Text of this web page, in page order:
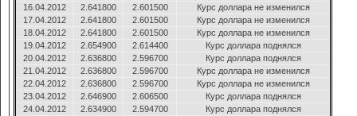
16.04.2012
2.641800 2.601500
Курс доллара не изменился
17.04.2012
2.641800 2.601500
Курс доллара не изменился
18.04.2012
2.641800 2.601500
Курс доллара не изменился
19.04.2012
2.654900 2.614400
Курс доллара поднялся
20.04.2012
2.636800 2.596700
Курс доллара поднялся
21.04.2012
2.636800 2.596700
Курс доллара не изменился
22.04.2012
2.636800 2.596700
Курс доллара не изменился
23.04.2012
2.646900 2.606500
Курс доллара поднялся
24.04.2012
2.634900 2.594700
Курс доллара поднялся